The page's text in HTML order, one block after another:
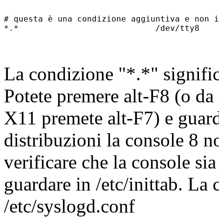
# questa è una condizione aggiuntiva e
La condizione "*.*"
Potete premere alt-F8 (o
X11 premete alt-F7) e
distribuzioni la console 8
verificare che la console
guardare in /etc/inittab.
/etc/syslogd.conf